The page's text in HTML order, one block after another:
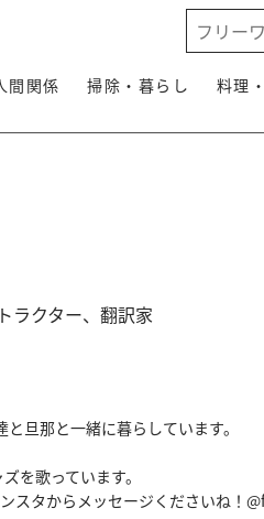
間関係 掃除・暮らし 料理
ラクター、翻訳家
旦那と一緒に暮らしています。
を歌っています。
スタからメッセージくださいね！